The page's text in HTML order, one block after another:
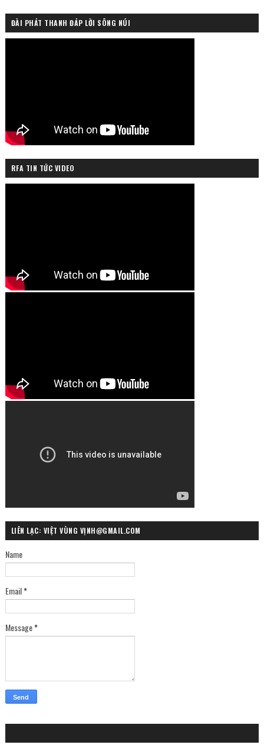
ĐÀI PHÁT THANH ĐÁP LỜI SÔNG NÚI
RFA TIN TỨC VIDEO
LIÊN LẠC: VIỆT VÙNG VỊNH@GMAIL.COM
Name
Email*
Message*